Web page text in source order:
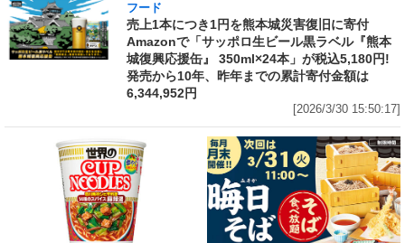
フード
売上1本につき1円を熊本城災害復旧に寄付
Amazonで「サッポロ生ビール黒ラベル『熊本
城復興応援缶』 350ml×24本」が税込5,180円!
発売から10年、昨年までの累計寄付金額は
6,344,952円
[2026/3/30 15:50:17]